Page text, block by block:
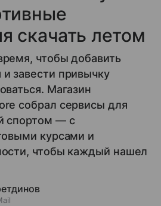
скачать летом
чтобы добавить
завести привычку
Магазин
собрал сервисы для
спортом — с
курсами и
чтобы каждый нашел